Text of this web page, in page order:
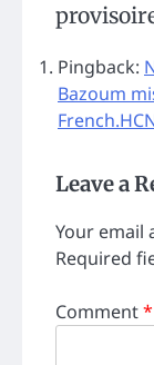
Pingback:
Bazoum
Leave a
Your email
Required
Comment*